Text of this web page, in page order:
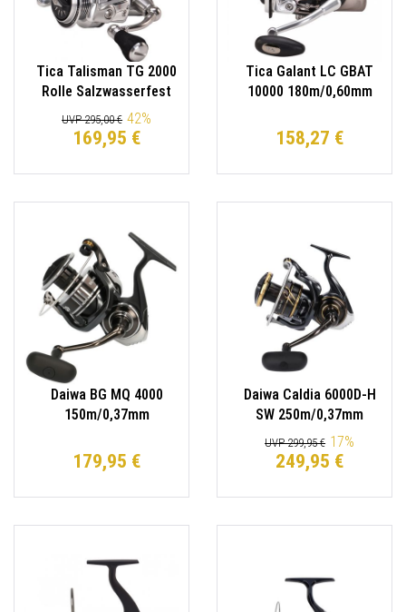
Tica Talisman TG 2000
Rolle Salzwasserfest
UVP 295,00 € 42%
169,95 €
Tica Galant LC GBAT
10000 180m/0,60mm
158,27 €
Daiwa BG MQ 4000
150m/0,37mm
179,95 €
Daiwa Caldia 6000D-H
SW 250m/0,37mm
Spinnrolle Salzwasser
UVP 299,95 € 17%
249,95 €